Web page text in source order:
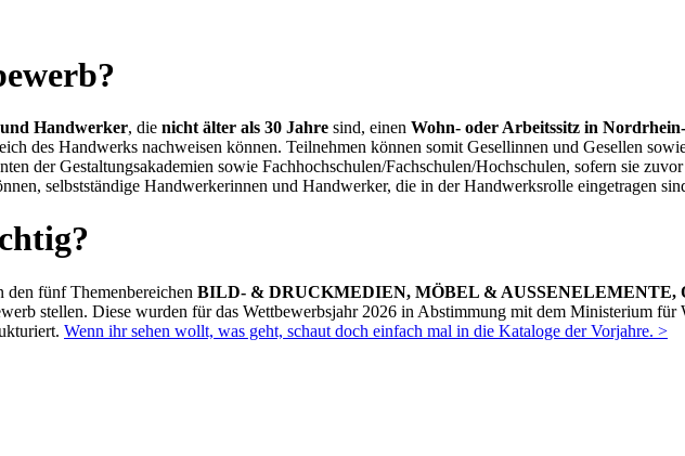
Handwerker, die nicht älter als 30 Jahre sind, einen Wohn- oder Arbeitssitz in
des Handwerks nachweisen können. Teilnehmen können somit Gesellinnen und Gesellen
der Gestaltungsakademien sowie Fachhochschulen/Fachschulen/Hochschulen, sofern sie
selbstständige Handwerkerinnen und Handwerker, die in der Handwerksrolle eingetragen
den fünf Themenbereichen BILD- & DRUCKMEDIEN, MÖBEL &
stellen. Diese wurden für das Wettbewerbsjahr 2026 in Abstimmung mit dem Ministerium
Wenn ihr sehen wollt, was geht, schaut doch einfach mal in die Kataloge der Vorjahre. >